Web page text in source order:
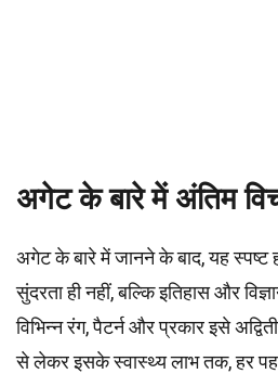
अगेट के बारे में अंतिम
अगेट के बारे में जानने के बाद, यह स्पष्ट
सुंदरता ही नहीं, बल्कि इतिहास और
विभिन्न रंग, पैटर्न और प्रकार इसे
से लेकर इसके स्वास्थ्य लाभ तक, हर